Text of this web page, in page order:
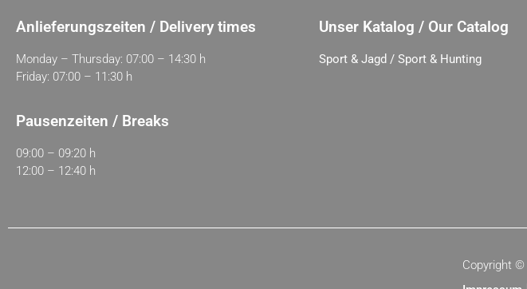
Anlieferungszeiten / Delivery times
Monday – Thursday: 07:00 – 14:30 h
Friday: 07:00 – 11:30 h
Pausenzeiten / Breaks
09:00 – 09:20 h
12:00 – 12:40 h
Unser Katalog / Our Catalog
Sport & Jagd / Sport & Hunting
Copyright ©